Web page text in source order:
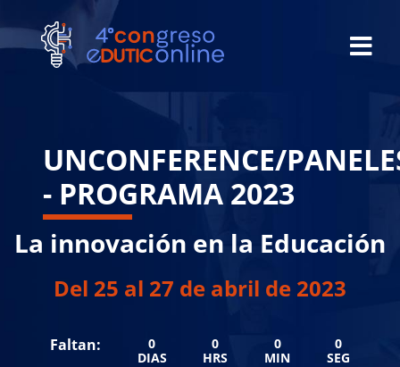
UNCONFERENCE/
- PROGRAMA 2023
La innovación en la Educación
Del 25 al 27 de abril de 2023
Faltan:
0
DIAS
0
HRS
0
MIN
0
SEG